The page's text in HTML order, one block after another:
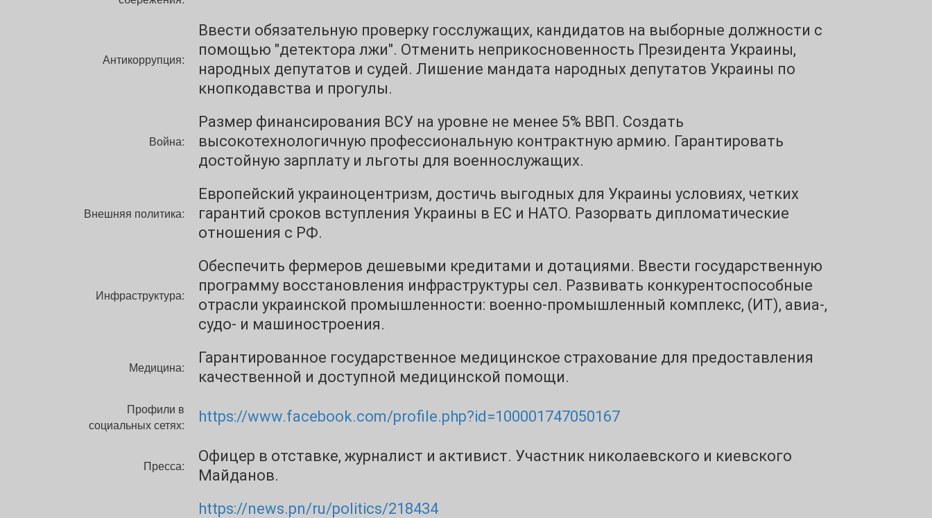
Антикоррупция:
Ввести обязательную проверку госслужащих, кандидатов на выборные должности с
помощью "детектора лжи". Отменить неприкосновенность Президента Украины,
народных депутатов и судей. Лишение мандата народных депутатов Украины по
кнопкодавства и прогулы.
Война:
Размер финансирования ВСУ на уровне не менее 5% ВВП. Создать
высокотехнологичную профессиональную контрактную армию. Гарантировать
достойную зарплату и льготы для военнослужащих.
Внешняя политика:
Европейский украиноцентризм, достичь выгодных для Украины условиях, четких
гарантий сроков вступления Украины в ЕС и НАТО. Разорвать дипломатические
отношения с РФ.
Инфраструктура:
Обеспечить фермеров дешевыми кредитами и дотациями. Ввести государственную
программу восстановления инфраструктуры сел. Развивать конкурентоспособные
отрасли украинской промышленности: военно-промышленный комплекс, (ИТ), авиа-,
судо- и машиностроения.
Медицина:
Гарантированное государственное медицинское страхование для предоставления
качественной и доступной медицинской помощи.
Профили в
социальных сетях:
https://www.facebook.com/profile.php?id=100001747050167
Пресса:
Офицер в отставке, журналист и активист. Участник николаевского и киевского
Майданов.
https://news.pn/ru/politics/218434